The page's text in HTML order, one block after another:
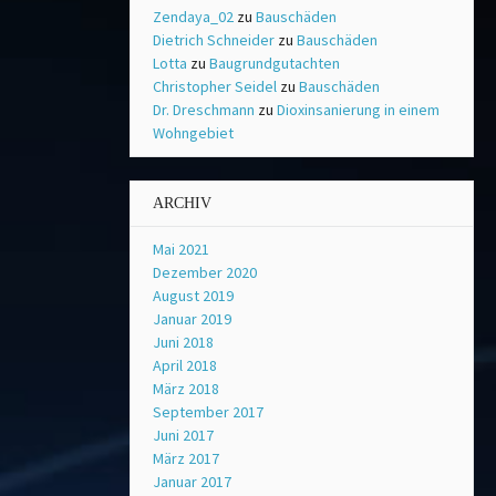
Zendaya_02 zu Bauschäden
Dietrich Schneider zu Bauschäden
Lotta zu Baugrundgutachten
Christopher Seidel zu Bauschäden
Dr. Dreschmann zu Dioxinsanierung in einem
Wohngebiet
ARCHIV
Mai 2021
Dezember 2020
August 2019
Januar 2019
Juni 2018
April 2018
März 2018
September 2017
Juni 2017
März 2017
Januar 2017